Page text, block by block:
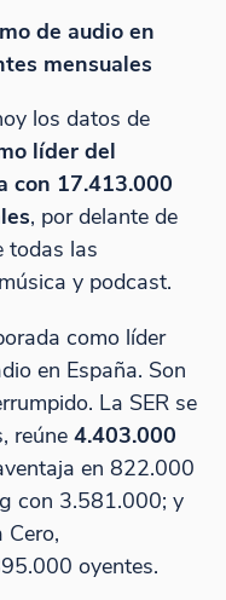
de audio en
mensuales
los datos de
líder del
con 17.413.000
, por delante de
todas las
y podcast.
como líder
en España. Son
La SER se
reúne 4.403.000
en 822.000
con 3.581.000; y
oyentes.